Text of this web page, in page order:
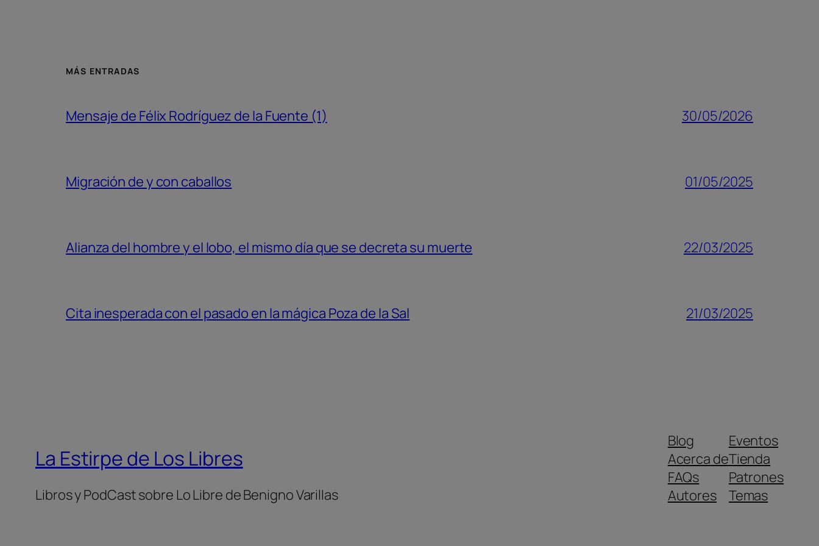
MÁS ENTRADAS
Mensaje de Félix Rodríguez de la Fuente (1) 30/05/2026
Migración de y con caballos 01/05/2025
Alianza del hombre y el lobo, el mismo día que se decreta su muerte 22/03/2025
Cita inesperada con el pasado en la mágica Poza de la Sal 21/03/2025
La Estirpe de Los Libres
Libros y PodCast sobre Lo Libre de Benigno Varillas
Blog
Acerca de
FAQs
Autores
Eventos
Tienda
Patrones
Temas